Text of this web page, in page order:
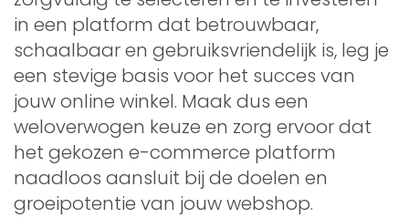
in een platform dat betrouwbaar,
schaalbaar en gebruiksvriendelijk is, leg je
een stevige basis voor het succes van
jouw online winkel. Maak dus een
weloverwogen keuze en zorg ervoor dat
het gekozen e-commerce platform
naadloos aansluit bij de doelen en
groeipotentie van jouw webshop.